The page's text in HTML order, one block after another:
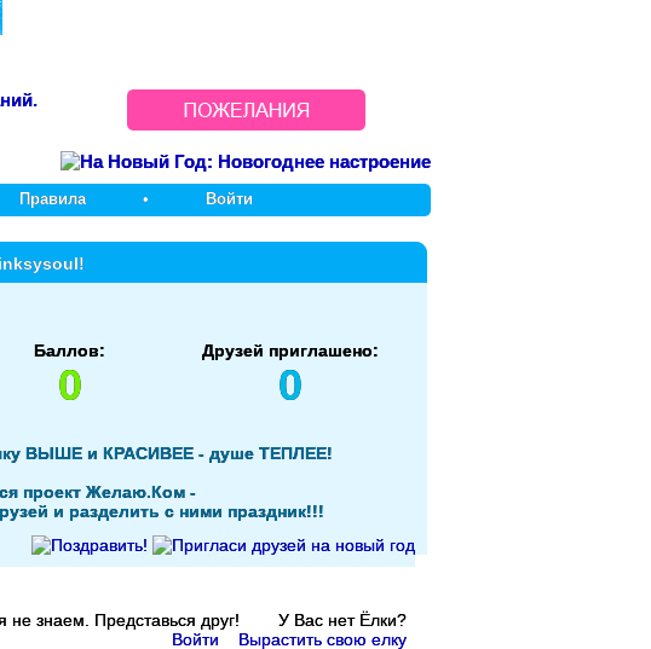
Правила • Войти
Баллов:
0
Друзей приглашено:
0
ВЫШЕ и КРАСИВЕЕ - душе ТЕПЛЕЕ!
проект Желаю.Ком -
и разделить с ними праздник!!!
не знаем. Представься друг! У Вас нет Ёлки?
Войти
Вырастить свою елку